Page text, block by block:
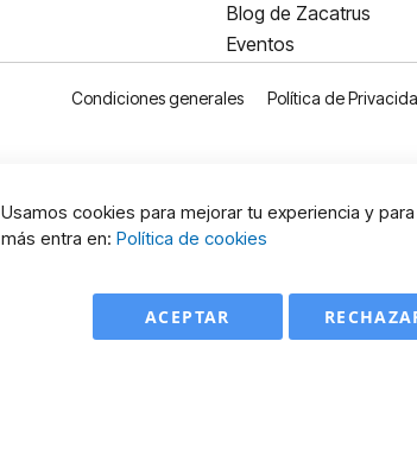
Blog de Zacatrus
Eventos
Condiciones generales Política de
Usamos cookies para mejorar tu experiencia y
más entra en: Política de cookies
ACEPTAR